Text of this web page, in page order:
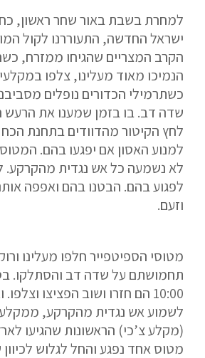
למחרת בשבת באור שחר ראשון,
ישראל החדשה, התעוררנו לקול
הקרב המצריים שהגיחו ממזרח,
כשתרמילי הכדורים נופלים
שדה דב. בו בזמן שמענו את הרעש
לחץ הקיטור מהדוודים בתחנת
למנוע האסון אם יפגעו בהם.
לא נשמעה כל אש נגדית מהקרקע.
לפגוע בהם. הבטנו בהם ואפפה
וזעם.
מטוסי הספיטפייר חלפו מעלינו
תחמושתם על שדה דב והסתלקו.
10:00 הם חזרו ושוב הפציצו
לשמוע אש נגדית מהקרקע,
(מקלע צ’כי) הראשונות שהגיעו
מטוס אחד נפגע והחל לגלוש